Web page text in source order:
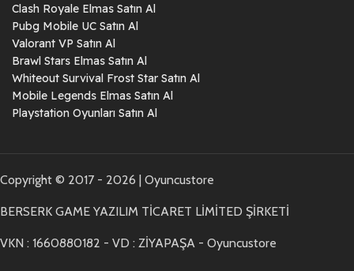
Clash Royale Elmas Satın Al
Pubg Mobile UC Satın Al
Valorant VP Satın Al
Brawl Stars Elmas Satın Al
Whiteout Survival Frost Star Satın Al
Mobile Legends Elmas Satın Al
Playstation Oyunları Satın Al
Copyright © 2017 - 2026 | Oyuncustore
BERSERK GAME YAZILIM TİCARET LİMİTED ŞİRKETİ
VKN : 1660880182 - VD : ZİYAPAŞA - Oyuncustore